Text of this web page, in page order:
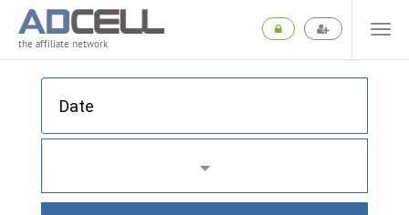
the affiliate network